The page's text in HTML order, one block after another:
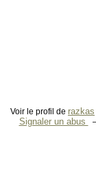
Voir le profil de razkas
Signaler un abus